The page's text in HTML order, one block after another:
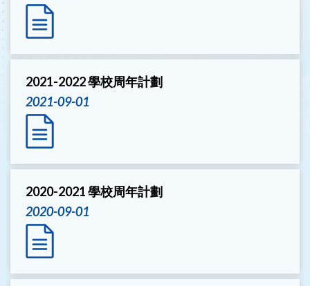
2021-2022 學校周年計劃
2021-09-01
2020-2021 學校周年計劃
2020-09-01